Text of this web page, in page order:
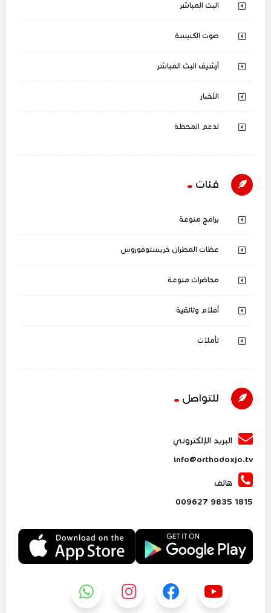
البث المباشر
صوت الكنيسة
أرشيف البث المباشر
الأخبار
لدعم المحطة
فئات
برامج منوعة
عظات المطران خريستوفوروس
محاضرات منوعة
أفلام وثائقية
تأملات
للتواصل
البريد الإلكتروني
info@orthodoxjo.tv
هاتف
1815 9835 009627